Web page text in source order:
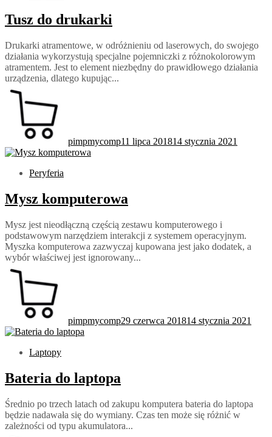
Tusz do drukarki
Drukarki atramentowe, w odróżnieniu od laserowych, do swojego
działania wykorzystują specjalne pojemniczki z różnokolorowym
atramentem. Jest to element niezbędny do prawidłowego działania
urządzenia, dlatego kupując...
pimpmycomp11 lipca 201814 stycznia 2021
Peryferia
Mysz komputerowa
Mysz jest nieodłączną częścią zestawu komputerowego i
podstawowym narzędziem interakcji z systemem operacyjnym.
Myszka komputerowa zazwyczaj kupowana jest jako dodatek, a
wybór właściwej jest ignorowany...
pimpmycomp29 czerwca 201814 stycznia 2021
Laptopy
Bateria do laptopa
Średnio po trzech latach od zakupu komputera bateria do laptopa
będzie nadawała się do wymiany. Czas ten może się różnić w
zależności od typu akumulatora...